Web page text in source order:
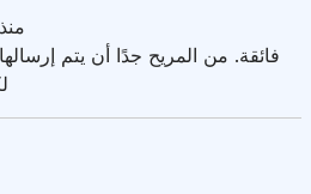
93
فائقة. من المريح جدًا أن يتم